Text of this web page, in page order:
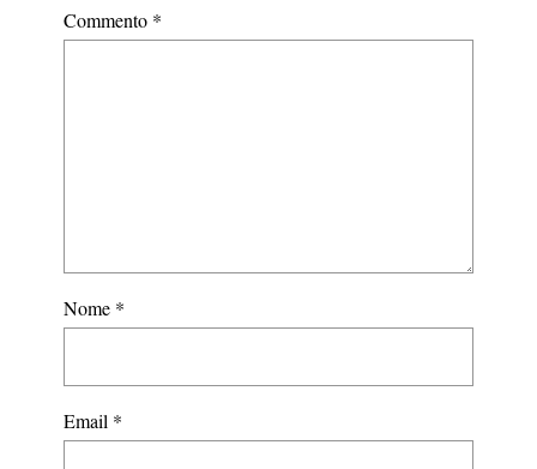
Commento *
Nome *
Email *